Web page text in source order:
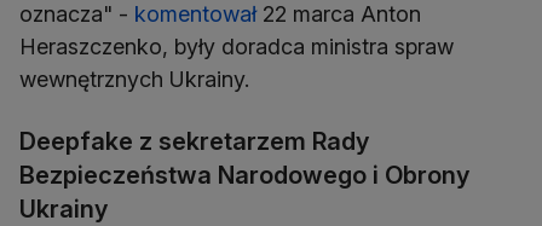
oznacza" - komentował22 marca Anton
Heraszczenko, były doradca ministra spraw
wewnętrznych Ukrainy.
Deepfake z sekretarzem Rady
Bezpieczeństwa Narodowego i Obrony
Ukrainy